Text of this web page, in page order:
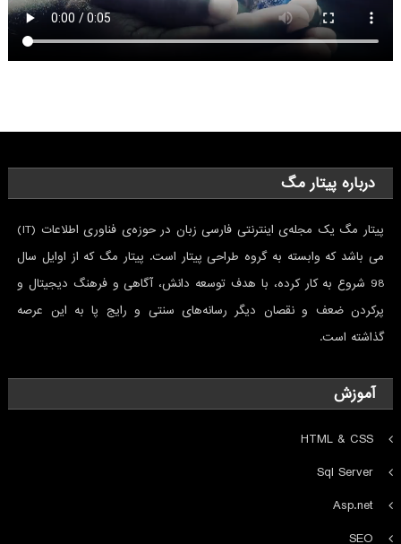
درباره پیتار مگ
پیتار مگ یک مجله‌ی اینترنتی فارسی ‌زبان در حوزه‌ی فناوری اطلاعات (IT)
می باشد که وابسته به گروه طراحی پیتار است. پیتار مگ که از اوایل سال
98 شروع به کار کرده، با هدف توسعه دانش، آگاهی و فرهنگ دیجیتال و
پرکردن ضعف و نقصان ديگر رسانه‌های سنتی و رايج پا به این عرصه
گذاشته است.
آموزش
HTML & CSS
Sql Server
Asp.net
SEO